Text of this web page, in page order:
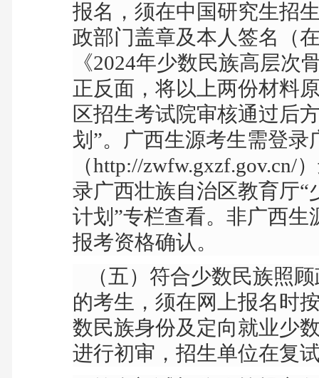
报名，须在中国研究生招
政部门盖章及本人签名（
《2024年少数民族高层次
正反面，将以上两份材料
区招生考试院审核通过后
划”。广西生源考生需登
（http://zwfw.gxzf.gov.cn/
录广西壮族自治区教育厅
计划”专栏查看。非广西
报考资格确认。
（五）符合少数民族照
的考生，须在网上报名时
数民族身份及定向就业少
进行初审，招生单位在复